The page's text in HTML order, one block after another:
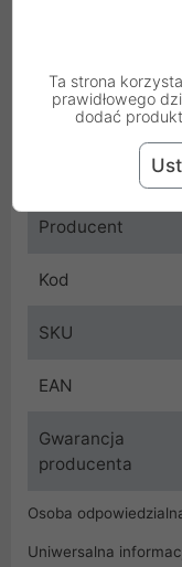
Rodzaj
Producent
Kod
SKU
EAN
Gwarancja
producenta
Osoba
Uniwersalna
Ta strona
prawidłowego
dodać